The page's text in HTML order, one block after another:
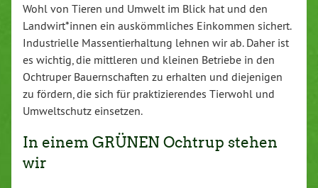
Wohl von Tieren und Umwelt im Blick hat und den
Landwirt*innen ein auskömmliches Einkommen sichert.
Industrielle Massentierhaltung lehnen wir ab. Daher ist
es wichtig, die mittleren und kleinen Betriebe in den
Ochtruper Bauernschaften zu erhalten und diejenigen
zu fördern, die sich für praktizierendes Tierwohl und
Umweltschutz einsetzen.
In einem GRÜNEN Ochtrup stehen
wir